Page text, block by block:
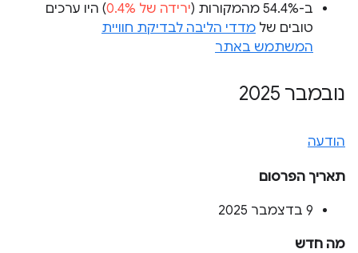
ב-54.4% מהמקורות (
ירידה של 0.4%
) היו ערכים
טובים של מדדי הליבה לבדיקת חוויית
המשתמש באתר
נובמבר 2025
הודעה
תאריך הפרסום
‫9 בדצמבר 2025
מה חדש